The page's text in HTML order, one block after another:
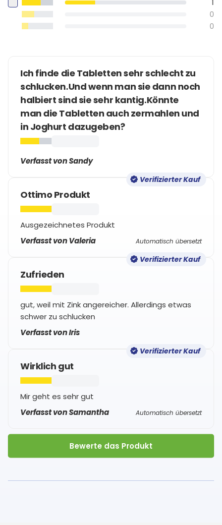
0
0
Ich finde die Tabletten sehr schlecht zu
schlucken.Und wenn man sie dann noch
halbiert sind sie sehr kantig.Könnte
man die Tabletten auch zermahlen und
in Joghurt dazugeben?
Verfasst von Sandy
Verifizierter Kauf
Ottimo Produkt
Ausgezeichnetes Produkt
Verfasst von Valeria
Automatisch übersetzt
Verifizierter Kauf
Zufrieden
gut, weil mit Zink angereicher. Allerdings etwas
schwer zu schlucken
Verfasst von Iris
Verifizierter Kauf
Wirklich gut
Mir geht es sehr gut
Verfasst von Samantha
Automatisch übersetzt
Bewerte das Produkt